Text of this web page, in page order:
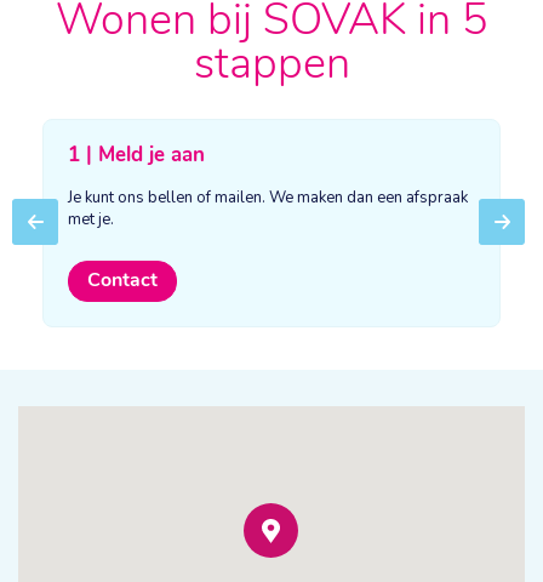
Wonen bij SOVAK in 5
stappen
Previous
1 | Meld je aan
Je kunt ons bellen of mailen. We maken dan een afspraak
met je.
Contact
Next